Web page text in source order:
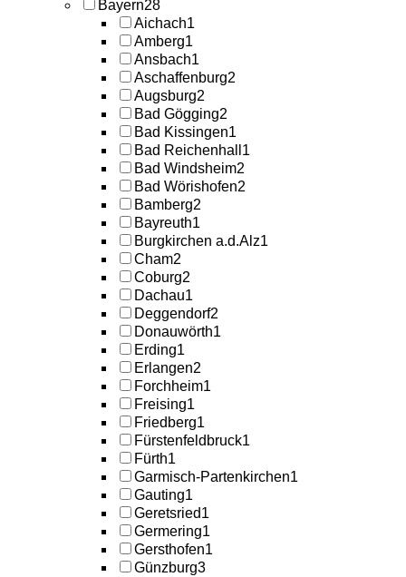
Bayern28
Aichach1
Amberg1
Ansbach1
Aschaffenburg2
Augsburg2
Bad Gögging2
Bad Kissingen1
Bad Reichenhall 1
Bad Windsheim2
Bad Wörishofen2
Bamberg2
Bayreuth1
Burgkirchen a.d.Alz1
Cham2
Coburg2
Dachau1
Deggendorf2
Donauwörth1
Erding1
Erlangen2
Forchheim1
Freising1
Friedberg1
Fürstenfeldbruck1
Fürth1
Garmisch-Partenkirchen1
Gauting1
Geretsried1
Germering1
Gersthofen1
Günzburg3